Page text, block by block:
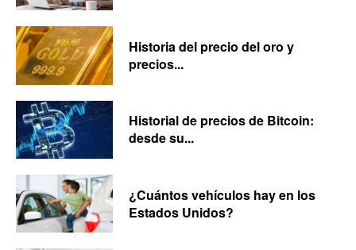
Historia del precio del oro y
precios...
Historial de precios de Bitcoin:
desde su...
¿Cuántos vehículos hay en los
Estados Unidos?